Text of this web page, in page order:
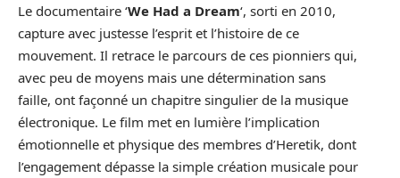
Le documentaire ‘We Had a Dream‘, sorti en 2010,
capture avec justesse l’esprit et l’histoire de ce
mouvement. Il retrace le parcours de ces pionniers qui,
avec peu de moyens mais une détermination sans
faille, ont façonné un chapitre singulier de la musique
électronique. Le film met en lumière l’implication
émotionnelle et physique des membres d’Heretik, dont
l’engagement dépasse la simple création musicale pour